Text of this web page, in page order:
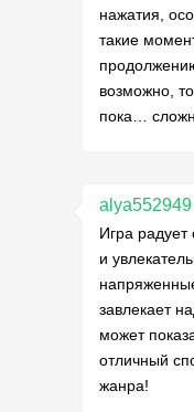
нажатия,
такие
возможно,
пока…
alya552949
Игра
и
завлекает
может
отличный
жанра!